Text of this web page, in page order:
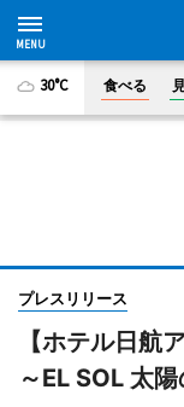
30°C 食べる
プレスリリース
【ホテル日航
～EL SOL 太